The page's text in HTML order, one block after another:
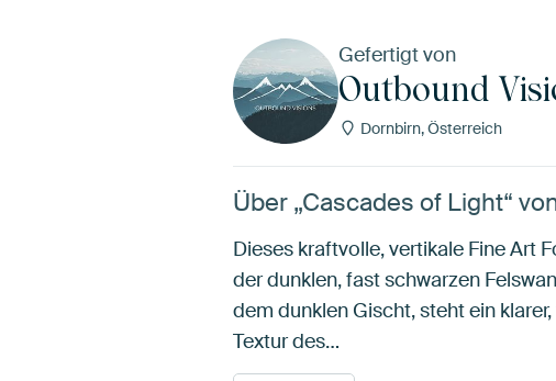
Gefertigt von
Outbound
Dornbirn, Österreich
Über „Cascades of Light“
Dieses kraftvolle, vertikale Fine Art
der dunklen, fast schwarzen
dem dunklen Gischt, steht ein
Textur des…